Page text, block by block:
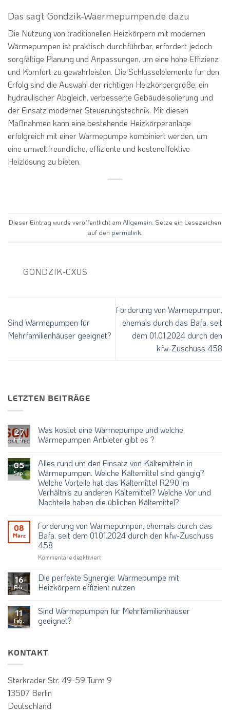
Das sagt Gondzik-Waermepumpen.de dazu
Die Nutzung von traditionellen Heizkörpern mit modernen
Wärmepumpen ist praktisch durchführbar, erfordert jedoch
sorgfältige Planung und Anpassungen, um eine hohe Effizienz
und Komfort zu gewährleisten. Die Schlüsselelemente für den
Erfolg sind die Auswahl der richtigen Heizkörpergröße, ein
hydraulischer Abgleich, verbesserte Gebäudeisolierung und
der Einsatz moderner Steuerungstechnik. Mit diesen
Maßnahmen kann eine bestehende Heizkörperanlage
erfolgreich mit einer Wärmepumpe kombiniert werden, um
eine umweltfreundliche, effiziente und kosteneffektive
Heizlösung zu bieten.
Dieser Eintrag wurde veröffentlicht am Allgemein. Setze ein Lesezeichen
auf den permalink.
GONDZIK-CXUS
Sind Wärmepumpen für
Mehrfamilienhäuser geeignet?
Förderung von Wärmepumpen,
ehemals durch das Bafa, seit
dem 01.01.2024 durch den
kfw-Zuschuss 458
LETZTEN BEITRÄGE
27
Feb.
Was kostet eine Wärmepumpe und welche
Wärmepumpen Anbieter gibt es ?
zu
Was
kostet
eine
Wärmepumpe
und
welche
gibt
es
05
Sep.
Alles rund um den Einsatz von Kältemitteln in
Wärmepumpen. Welche Kältemittel sind gängig?
Welche Vorteile hat das Kältemittel R290 im
Verhältnis zu anderen Kältemittel? Welche Vor und
Nachteile haben die üblichen Kältemittel?
zu
Alles
rund
um
Einsatz
in
Wärmepumpen.
Welche
gängig?
Welche
Vorteile
R290
anderen
Kältemittel?
Welche
und
08
März
Förderung von Wärmepumpen, ehemals durch das
Bafa, seit dem 01.01.2024 durch den kfw-Zuschuss
458
Kommentare deaktiviertfür
von
Wärmepumpen,
ehemals
das
Zuschuss
16
Feb.
Die perfekte Synergie: Wärmepumpe mit
Heizkörpern effizient nutzen
zu
perfekte
Heizkörpern
effizient
11
Feb.
Sind Wärmepumpen für Mehrfamilienhäuser
geeignet?
Sind
Wärmepumpen
geeignet?
KONTAKT
Sterkrader Str. 49-59 Turm 9
13507 Berlin
Deutschland